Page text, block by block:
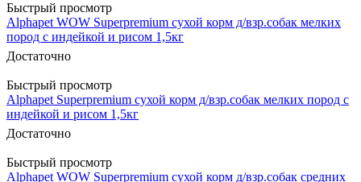
Быстрый просмотр
Alphapet WOW Superpremium сухой корм д/взр.собак мелких
пород с индейкой и рисом 1,5кг
Достаточно
Быстрый просмотр
Alphapet Superpremium сухой корм д/взр.собак мелких пород с
индейкой и рисом 1,5кг
Достаточно
Быстрый просмотр
Alphapet WOW Superpremium сухой корм д/взр.собак средних